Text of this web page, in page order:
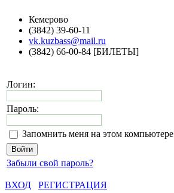
Кемерово
(3842) 39-60-11
vk.kuzbass@mail.ru
(3842) 66-00-84 [БИЛЕТЫ]
Логин:
Пароль:
Запомнить меня на этом компьютере
Забыли свой пароль?
ВХОД
РЕГИСТРАЦИЯ